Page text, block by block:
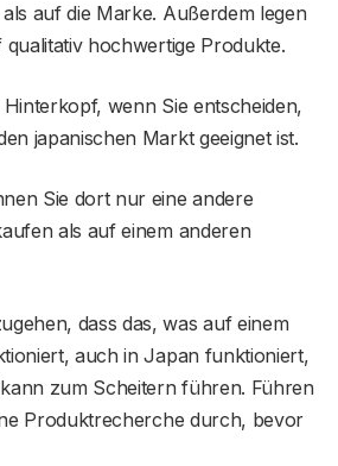
auf die Marke. Außerdem legen
hochwertige Produkte.
Hinterkopf, wenn Sie entscheiden,
japanischen Markt geeignet ist.
Sie dort nur eine andere
als auf einem anderen
dass das, was auf einem
auch in Japan funktioniert,
zum Scheitern führen. Führen
Produktrecherche durch, bevor